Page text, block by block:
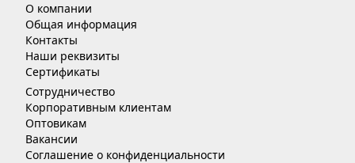
О компании
Общая информация
Контакты
Наши реквизиты
Сертификаты
Сотрудничество
Корпоративным клиентам
Оптовикам
Вакансии
Соглашение о конфиденциальности